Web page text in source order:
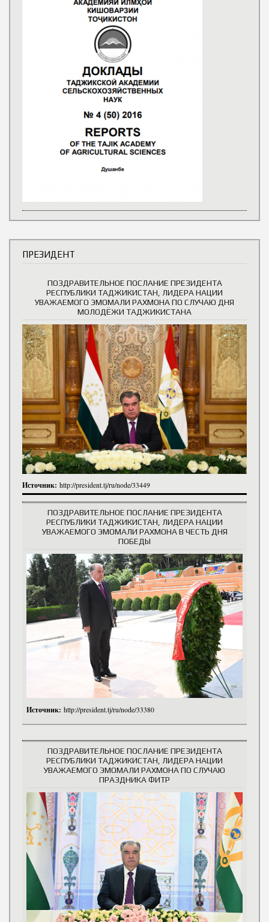
ПРЕЗИДЕНТ
ПОЗДРАВИТЕЛЬНОЕ ПОСЛАНИЕ ПРЕЗИДЕНТА
РЕСПУБЛИКИ ТАДЖИКИСТАН, ЛИДЕРА НАЦИИ
УВАЖАЕМОГО ЭМОМАЛИ РАХМОНА ПО СЛУЧАЮ ДНЯ
МОЛОДЁЖИ ТАДЖИКИСТАНА
Источник: http://president.tj/ru/node/33449
ПОЗДРАВИТЕЛЬНОЕ ПОСЛАНИЕ ПРЕЗИДЕНТА
РЕСПУБЛИКИ ТАДЖИКИСТАН, ЛИДЕРА НАЦИИ
УВАЖАЕМОГО ЭМОМАЛИ РАХМОНА В ЧЕСТЬ ДНЯ
ПОБЕДЫ
Источник: http://president.tj/ru/node/33380
ПОЗДРАВИТЕЛЬНОЕ ПОСЛАНИЕ ПРЕЗИДЕНТА
РЕСПУБЛИКИ ТАДЖИКИСТАН, ЛИДЕРА НАЦИИ
УВАЖАЕМОГО ЭМОМАЛИ РАХМОНА ПО СЛУЧАЮ
ПРАЗДНИКА ФИТР